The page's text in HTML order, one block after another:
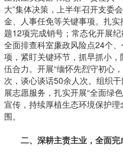
大”集体决策，上半年召开支委
金、人事任免等关键事项。扎
题12项完成销号；常态化开展
全面排查科室廉政风险点24个
项，紧盯关键环节，抓早抓小，
伍合力。开展“缅怀先烈守初心
次，谈心谈话50余人次。组织
展志愿服务，扎实开展“全面绿
宣传，持续厚植生态环境保护
围。
二、深耕主责主业，全面